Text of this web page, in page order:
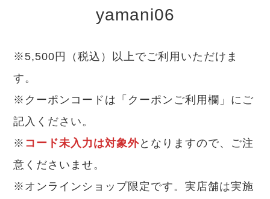
yamani06
※5,500円（税込）以上でご利用いただけま
す。
※クーポンコードは「クーポンご利用欄」にご
記入ください。
※ コード未入力は対象外となりますので、ご注
意くださいませ。
※オンラインショップ限定です。実店舗は実施